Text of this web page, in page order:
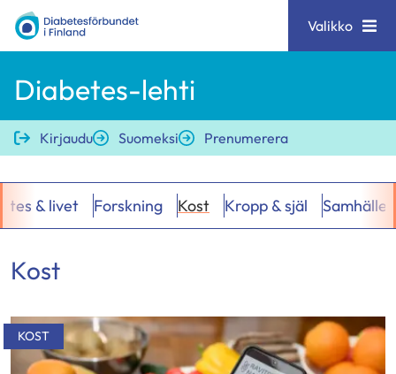
Siirry
sisältöön
Diabetesförbundet Valikko
Diabetes-lehti
Kirjaudu Suomeksi Prenumerera
& livet Forskning Kost Kropp & själ Samhälle
Kost
Hakutulokset
KOST